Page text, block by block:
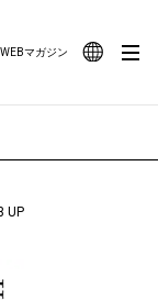
マガジン
UP